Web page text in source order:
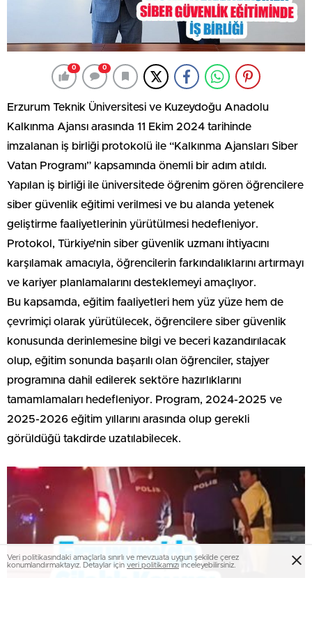
0 0
Erzurum Teknik Üniversitesi ve Kuzeydoğu Anadolu
Kalkınma Ajansı arasında 11 Ekim 2024 tarihinde
imzalanan iş birliği protokolü ile “Kalkınma Ajansları Siber
Vatan Programı” kapsamında önemli bir adım atıldı.
Yapılan iş birliği ile üniversitede öğrenim gören öğrencilere
siber güvenlik eğitimi verilmesi ve bu alanda yetenek
geliştirme faaliyetlerinin yürütülmesi hedefleniyor.
Protokol, Türkiye’nin siber güvenlik uzmanı ihtiyacını
karşılamak amacıyla, öğrencilerin farkındalıklarını artırmayı
ve kariyer planlamalarını desteklemeyi amaçlıyor.
Bu kapsamda, eğitim faaliyetleri hem yüz yüze hem de
çevrimiçi olarak yürütülecek, öğrencilere siber güvenlik
konusunda derinlemesine bilgi ve beceri kazandırılacak
olup, eğitim sonunda başarılı olan öğrenciler, stajyer
programına dahil edilerek sektöre hazırlıklarını
tamamlamaları hedefleniyor. Program, 2024-2025 ve
2025-2026 eğitim yıllarını arasında olup gerekli
görüldüğü takdirde uzatılabilecek.
Veri politikasındaki amaçlarla sınırlı ve mevzuata uygun şekilde çerez
konumlandırmaktayız. Detaylar için veri politikamızı inceleyebilirsiniz.